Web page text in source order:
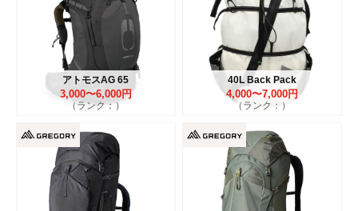
アトモスAG 65
3,000〜6,000円
（ランク：）
40L Back Pack
4,000〜7,000円
（ランク：）